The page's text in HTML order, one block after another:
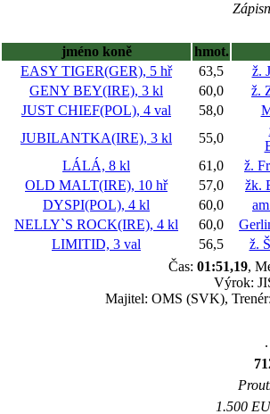
jméno koně
hmot.
EASY TIGER(GER), 5 hř 63,5
ž.
GENY BEY(IRE), 3 kl 60,0
ž.
JUST CHIEF(POL), 4 val 58,0
JUBILANTKA(IRE), 3 kl 55,0
LÁLÁ, 8 kl 61,0
ž.
OLD MALT(IRE), 10 hř 57,0
žk.
DYSPI(POL), 4 kl 60,0
NELLY`S ROCK(IRE), 4 kl 60,0
LIMITID, 3 val 56,5
ž.
Čas: 01:51,19,
Výrok:
Majitel: OMS (SVK),
1.500